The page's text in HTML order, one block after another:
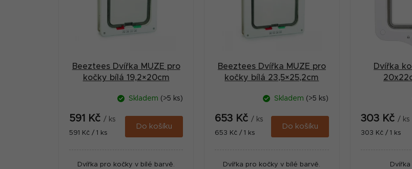
Beeztees Dvířka MUZE pro
kočky bílá 19,2×20cm
Skladem (>5 ks)
591 Kč / ks
Měrná
591 Kč / 1 ks
Do košíku
Dvířka pro kočky v bílé barvě.
Beeztees Dvířka MUZE pro
kočky bílá 23,5×25,2cm
Skladem (>5 ks)
653 Kč/ ks
Měrná
653 Kč / 1 ks
Do košíku
Dvířka pro kočky v bílé barvě.
Dvířka
303 Kč / ks
Měrná
303 Kč / 1 ks